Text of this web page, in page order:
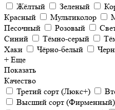
Жёлтый
Зеленый
Красный
Мультиколор
Песочный
Розовый
Синий
Тёмно-серый
Хаки
Чёрно-белый
+ Еще
Показать
Качество
Третий сорт (Люкс+)
Высший сорт (Фирменный)